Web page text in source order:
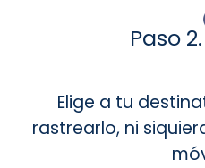
Paso 2.
Elige a tu
rastrearlo, ni